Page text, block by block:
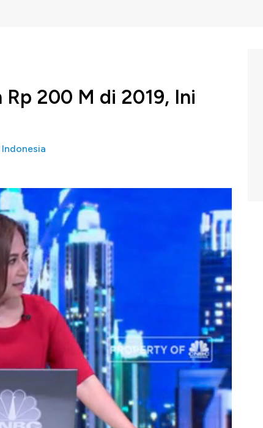
Rp 200 M di 2019, Ini
Indonesia
Finance Tbk (IDX: IBFN
mengalami kesulitan karena anjloknya harga
hingga triliunan rupiah
, namun Presiden Direktur
mengaku perusahaannya akan giat menyalurkan
Hera F Haryn dengan Carolina Dina Rusdiana,
Bell, CNBC Indonesia (Jumat, 15/02/2019) di
baruprana finance